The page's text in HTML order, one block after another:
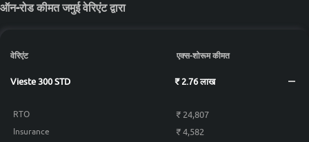
ऑन-रोड कीमत जमुई वेरिएंट द्वारा
वेरिएंट एक्स-शोरूम कीमत
Vieste 300 STD ₹ 2.76 लाख
RTO ₹ 24,807
Insurance ₹ 4,582